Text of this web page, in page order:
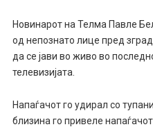
Новинарот на Телма Павле
од непознато лице пред
да се јави во живо во
телевизијата.
Напаѓачот го удирал со
близина го привеле напаѓачот.